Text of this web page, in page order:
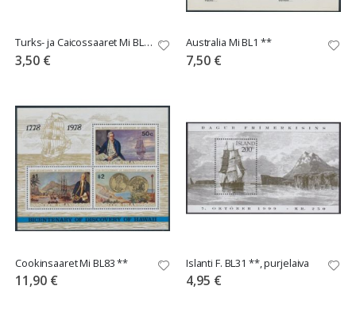
Turks- ja Caicossaaret Mi BL2 **
3,50 €
Australia Mi BL1 **
7,50 €
Cookinsaaret Mi BL83 **
11,90 €
Islanti F. BL31 **, purjelaiva
4,95 €